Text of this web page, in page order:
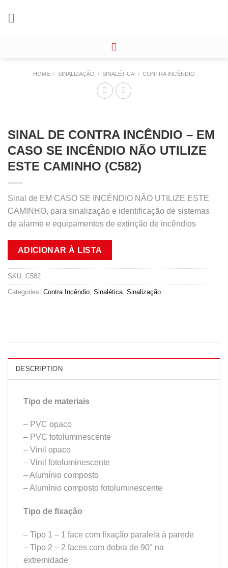
HOME / SINALIZAÇÃO / SINALÉTICA / CONTRA INCÊNDIO
SINAL DE CONTRA INCÊNDIO – EM
CASO SE INCÊNDIO NÃO UTILIZE
ESTE CAMINHO (C582)
Sinal de EM CASO SE INCÊNDIO NÃO UTILIZE ESTE
CAMINHO, para sinalização e identificação de sistemas
de alarme e equipamentos de extinção de incêndios
ADICIONAR À LISTA
SKU: C582
Categories: Contra Incêndio Sinalética Sinalização
DESCRIPTION
Tipo de materiais
– PVC opaco
– PVC fotoluminescente
– Vinil opaco
– Vinil fotoluminescente
– Alumínio composto
– Alumínio composto fotoluminescente
Tipo de fixação
– Tipo 1 – 1 face com fixação paralela à parede
– Tipo 2 – 2 faces com dobra de 90° na
extremidade